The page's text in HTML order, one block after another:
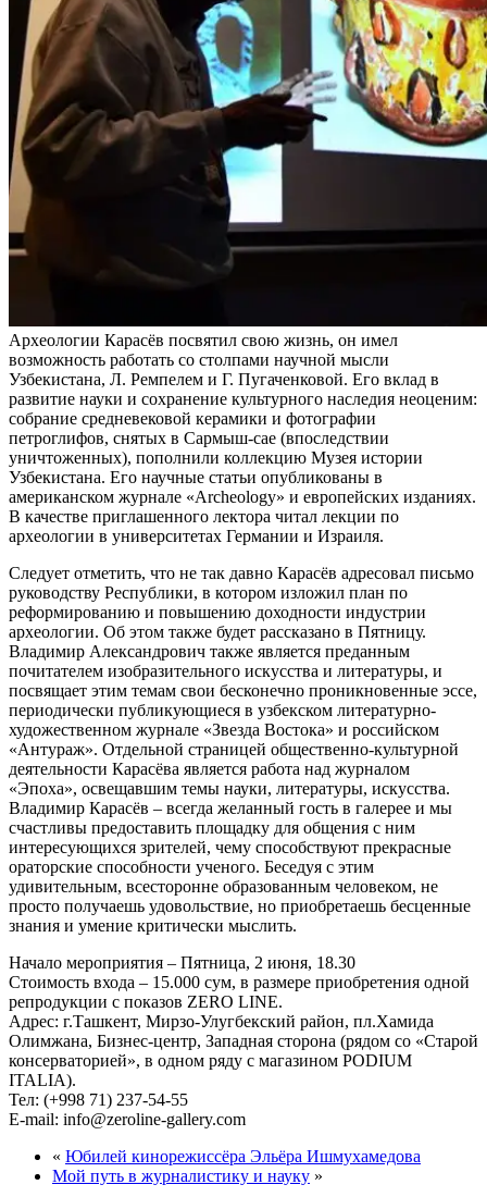
Археологии Карасёв посвятил свою жизнь, он имел
возможность работать со столпами научной мысли
Узбекистана, Л. Ремпелем и Г. Пугаченковой. Его вклад в
развитие науки и сохранение культурного наследия неоценим:
собрание средневековой керамики и фотографии
петроглифов, снятых в Сармыш-сае (впоследствии
уничтоженных), пополнили коллекцию Музея истории
Узбекистана. Его научные статьи опубликованы в
американском журнале «Archeology» и европейских изданиях.
В качестве приглашенного лектора читал лекции по
археологии в университетах Германии и Израиля.
Следует отметить, что не так давно Карасёв адресовал письмо
руководству Республики, в котором изложил план по
реформированию и повышению доходности индустрии
археологии. Об этом также будет рассказано в Пятницу.
Владимир Александрович также является преданным
почитателем изобразительного искусства и литературы, и
посвящает этим темам свои бесконечно проникновенные эссе,
периодически публикующиеся в узбекском литературно-
художественном журнале «Звезда Востока» и российском
«Антураж». Отдельной страницей общественно-культурной
деятельности Карасёва является работа над журналом
«Эпоха», освещавшим темы науки, литературы, искусства.
Владимир Карасёв – всегда желанный гость в галерее и мы
счастливы предоставить площадку для общения с ним
интересующихся зрителей, чему способствуют прекрасные
ораторские способности ученого. Беседуя с этим
удивительным, всесторонне образованным человеком, не
просто получаешь удовольствие, но приобретаешь бесценные
знания и умение критически мыслить.
Начало мероприятия – Пятница, 2 июня, 18.30
Стоимость входа – 15.000 сум, в размере приобретения одной
репродукции с показов ZERO LINE.
Адрес: г.Ташкент, Мирзо-Улугбекский район, пл.Хамида
Олимжана, Бизнес-центр, Западная сторона (рядом со «Старой
консерваторией», в одном ряду с магазином PODIUM
ITALIA).
Тел: (+998 71) 237-54-55
E-mail: info@zeroline-gallery.com
« Юбилей кинорежиссёра Эльёра Ишмухамедова
Мой путь в журналистику и науку »